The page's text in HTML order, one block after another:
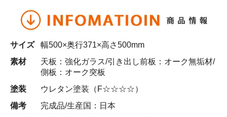
サイズ
幅500×奥行371×高さ500mm
素材
天板：強化ガラス/引き出し前板：オーク無垢材/
側板：オーク突板
塗装
ウレタン塗装（F☆☆☆☆）
備考
完成品/生産国：日本